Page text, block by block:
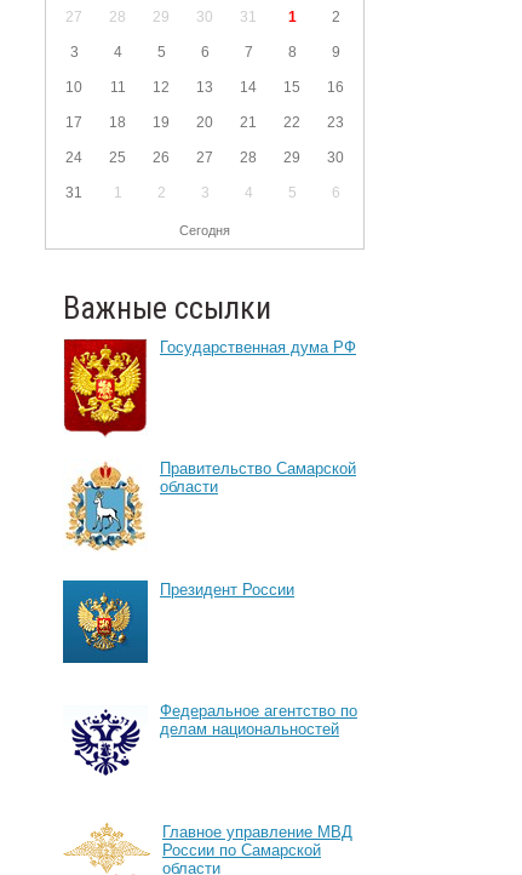
27 28 29 30 31 1 2
3 4 5 6 7 8 9
10 11 12 13 14 15 16
17 18 19 20 21 22 23
24 25 26 27 28 29 30
31 1 2 3 4 5 6
Сегодня
Важные ссылки
Государственная дума РФ
Правительство Самарской
области
Президент России
Федеральное агентство по
делам национальностей
Главное управление МВД
России по Самарской
области